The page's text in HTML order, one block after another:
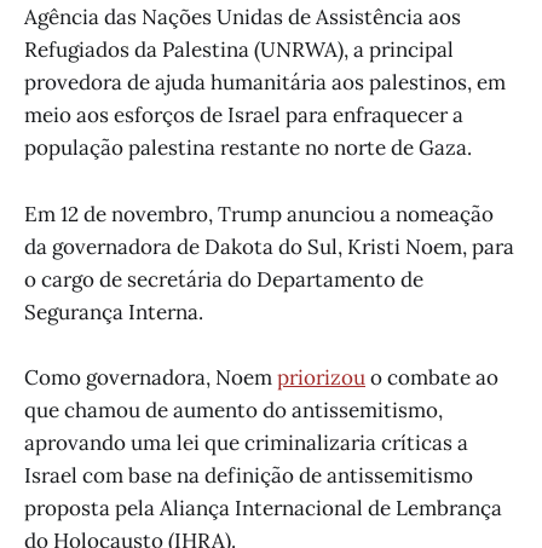
Agência das Nações Unidas de Assistência aos
Refugiados da Palestina (UNRWA), a principal
provedora de ajuda humanitária aos palestinos, em
meio aos esforços de Israel para enfraquecer a
população palestina restante no norte de Gaza.
Em 12 de novembro, Trump anunciou a nomeação
da governadora de Dakota do Sul, Kristi Noem, para
o cargo de secretária do Departamento de
Segurança Interna.
Como governadora, Noempriorizouo combate ao
que chamou de aumento do antissemitismo,
aprovando uma lei que criminalizaria críticas a
Israel com base na definição de antissemitismo
proposta pela Aliança Internacional de Lembrança
do Holocausto (IHRA).